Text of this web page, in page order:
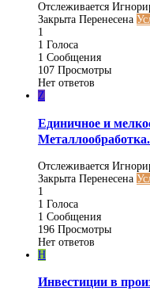
Отслеживается
Закрыта Перенесена
1
1 Голоса
1 Сообщения
107 Просмотры
Нет ответов
Z
Единичное и
Металлообработка.
Отслеживается
Закрыта Перенесена
1
1 Голоса
1 Сообщения
196 Просмотры
Нет ответов
H
Инвестиции в